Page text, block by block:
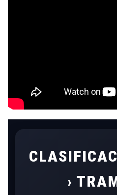
›